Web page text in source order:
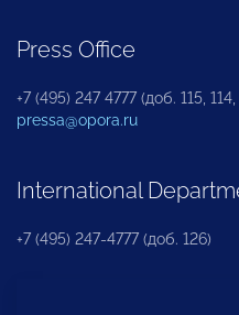
Press Office
+7 (495) 247 4777 (доб. 115, 114,
pressa@opora.ru
International
+7 (495) 247-4777 (доб. 126)
Business and